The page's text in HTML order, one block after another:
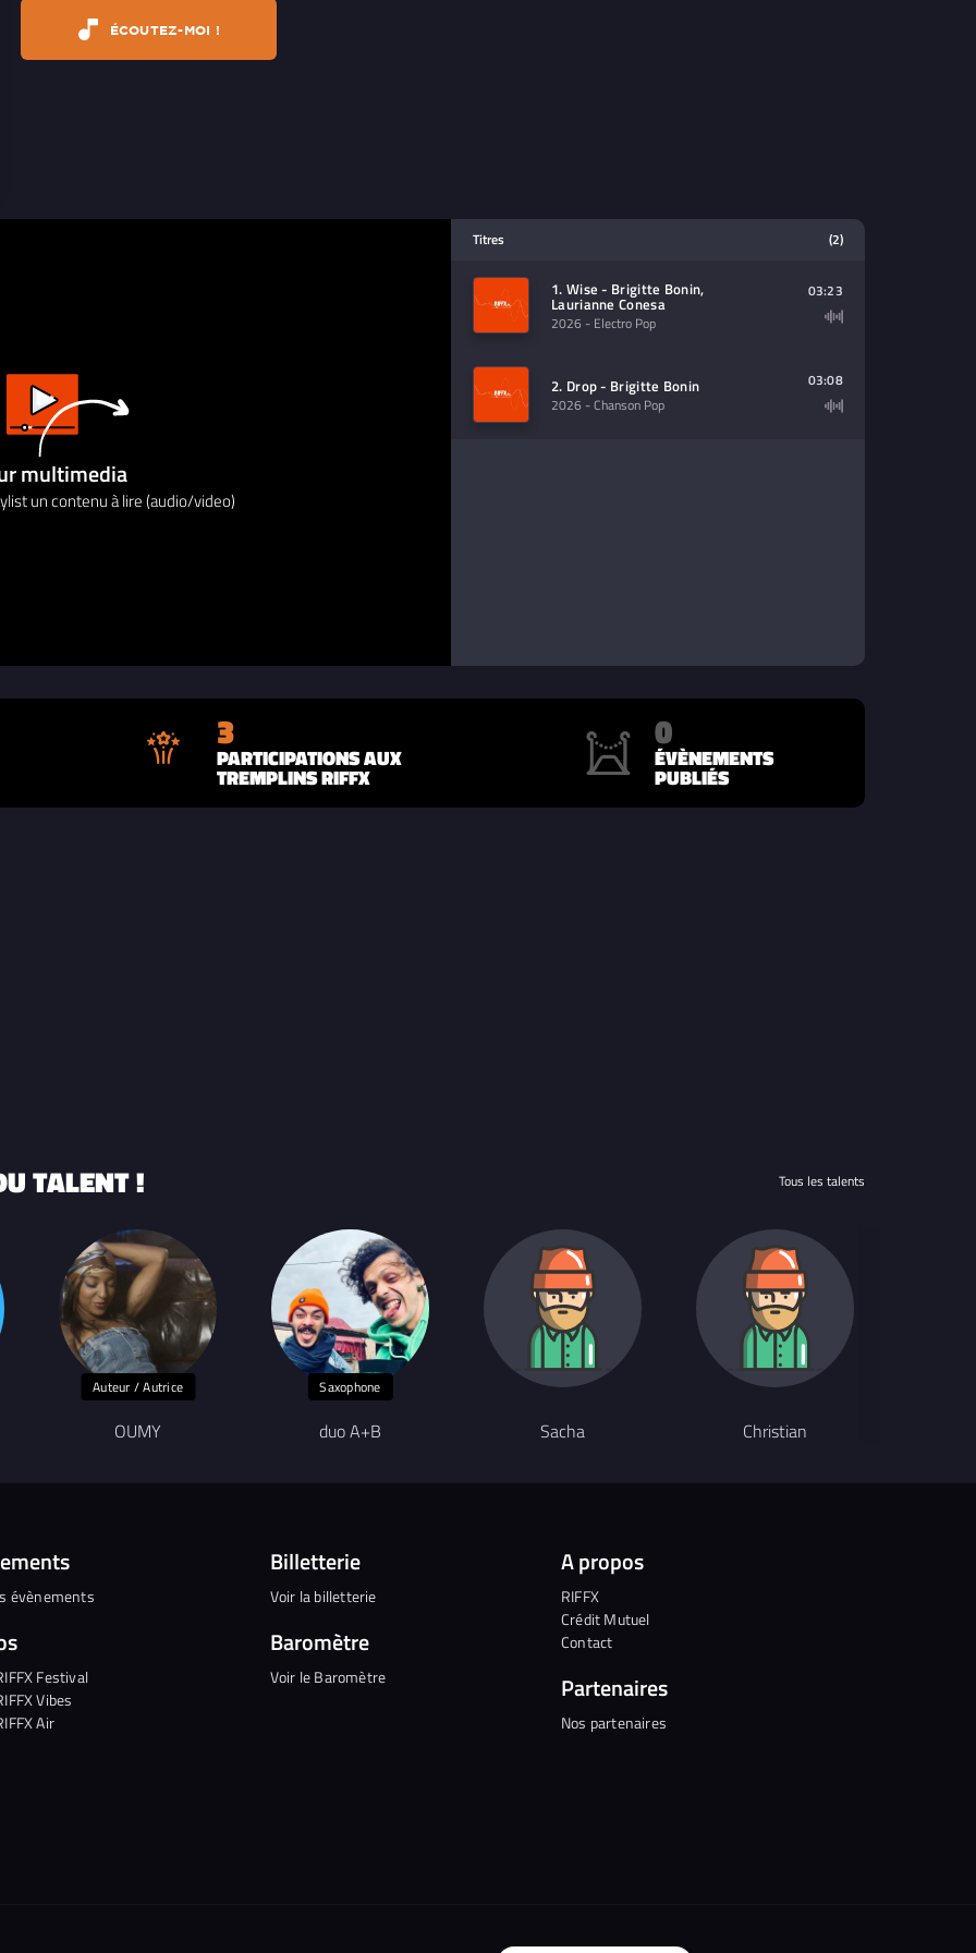
ÉCOUTEZ-MOI !
multimedia
un contenu à lire (audio/video)
Titres (2)
1. Wise - Brigitte Bonin,
Laurianne Conesa
2026 - Electro Pop
03:23
2. Drop - Brigitte Bonin
2026 - Chanson Pop
03:08
3
PARTICIPATIONS AUX
TREMPLINS RIFFX
0
ÉVÈNEMENTS
PUBLIÉS
TALENT ! Tous les talents
Auteur / Autrice
OUMY
Saxophone
duo A+B Sacha Christian
évènements
Festival
Vibes
Air
Billetterie
Voir la billetterie
Baromètre
Voir le Baromètre
A propos
RIFFX
Crédit Mutuel
Contact
Partenaires
Nos partenaires